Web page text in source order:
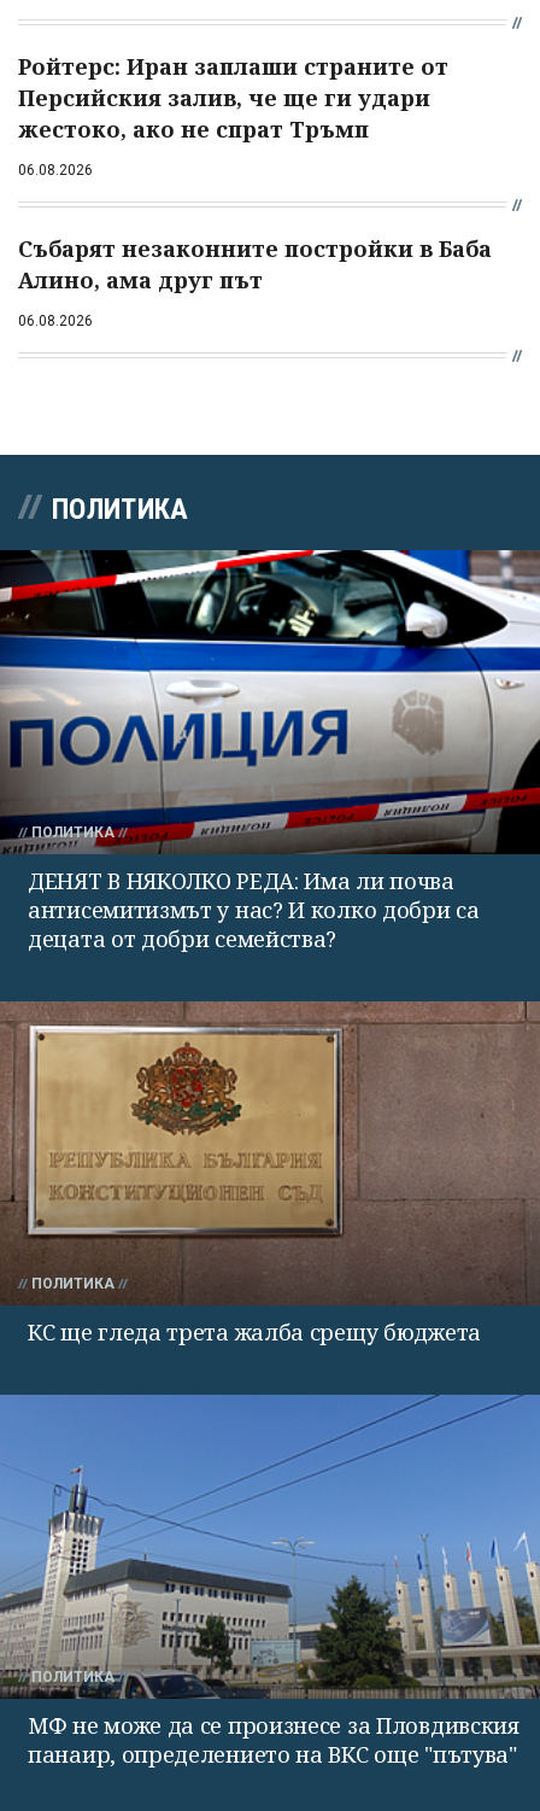
Ройтерс: Иран заплаши страните от
Персийския залив, че ще ги удари
жестоко, ако не спрат Тръмп
06.08.2026
Събарят незаконните постройки в Баба
Алино, ама друг път
06.08.2026
ПОЛИТИКА
ПОЛИТИКА
ДЕНЯТ В НЯКОЛКО РЕДА: Има ли почва
антисемитизмът у нас? И колко добри са
децата от добри семейства?
ПОЛИТИКА
КС ще гледа трета жалба срещу бюджета
ПОЛИТИКА
МФ не може да се произнесе за Пловдивския
панаир, определението на ВКС още "пътува"